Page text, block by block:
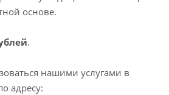
основе.
.
нашими услугами в
адресу: